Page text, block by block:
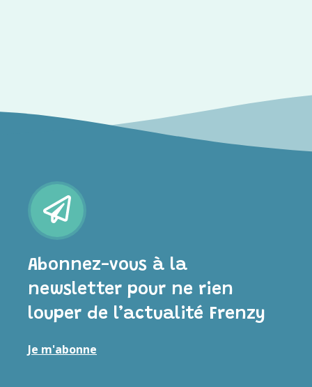
Abonnez-vous à la
newsletter pour ne rien
louper de l’actualité Frenzy
Je m'abonne